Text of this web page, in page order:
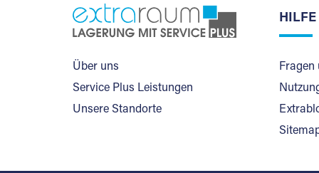
Über uns
Service Plus Leistungen
Unsere Standorte
HILFE